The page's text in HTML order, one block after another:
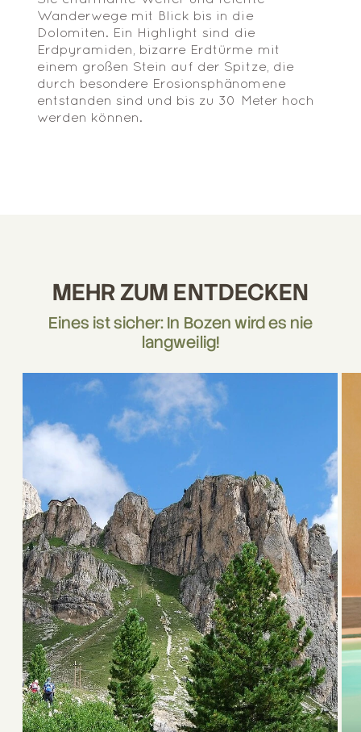
Wanderwege mit Blick bis in die
Dolomiten. Ein Highlight sind die
Erdpyramiden, bizarre Erdtürme mit
einem großen Stein auf der Spitze, die
durch besondere Erosionsphänomene
entstanden sind und bis zu 30 Meter hoch
werden können.
MEHR ZUM ENTDECKEN
Eines ist sicher: In Bozen wird es nie
langweilig!